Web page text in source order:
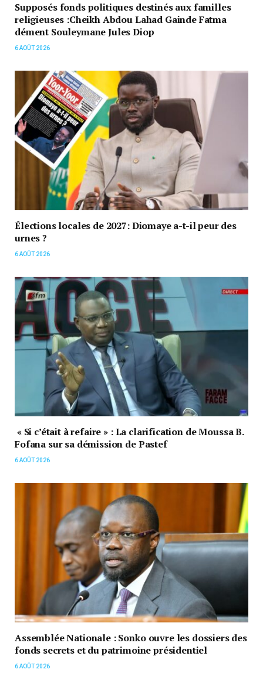
Supposés fonds politiques destinés aux familles
religieuses :Cheikh Abdou Lahad Gainde Fatma
dément Souleymane Jules Diop
6 AOÛT 2026
Élections locales de 2027: Diomaye a-t-il peur des
urnes ?
6 AOÛT 2026
« Si c’était à refaire » : La clarification de Moussa B.
Fofana sur sa démission de Pastef
6 AOÛT 2026
Assemblée Nationale : Sonko ouvre les dossiers des
fonds secrets et du patrimoine présidentiel
6 AOÛT 2026